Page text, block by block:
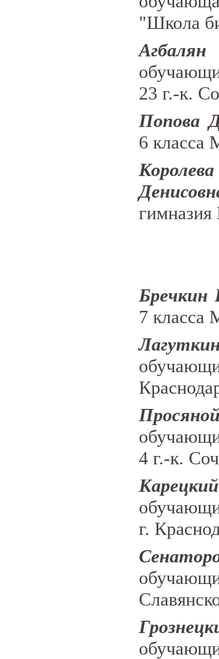
"Школа
23 г.-к.
Попова
6
Бречкин
7 класса
4 г.-к.
г.